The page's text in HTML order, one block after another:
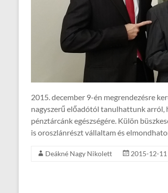
2015. december 9-én megrendezésre
nagyszerű előadótól tanulhattunk arról,
pénztárcánk egészségére. Külön
is oroszlánrészt vállaltam és
Deákné Nagy Nikolett 2015-12-11